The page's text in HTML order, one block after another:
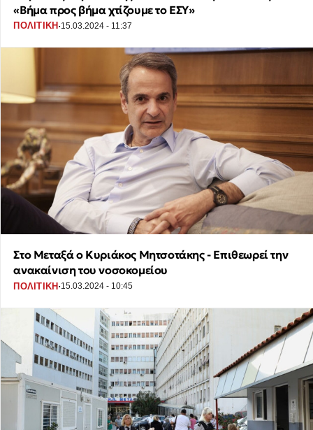
«Βήμα προς βήμα χτίζουμε το ΕΣΥ»
ΠΟΛΙΤΙΚΗ ·15.03.2024 - 11:37
Στο Μεταξά ο Κυριάκος Μητσοτάκης - Επιθεωρεί την
ανακαίνιση του νοσοκομείου
ΠΟΛΙΤΙΚΗ·15.03.2024 - 10:45